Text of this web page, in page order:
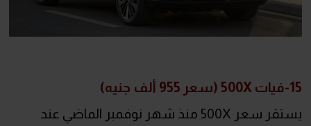
15-فيات 500X (سعر 955 ألف جنيه)
يستقر سعر 500X منذ شهر نوفمبر الماضي عند